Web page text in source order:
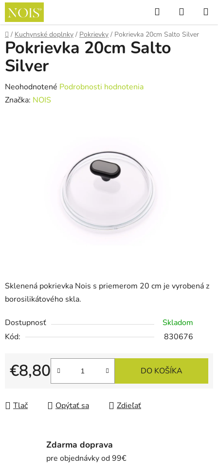
Prejsť
obsah
Hľadať
KOŠÍK
Domov
/ Kuchynské doplnky / Pokrievky / Pokrievka 20cm Salto Silver
Sklenená pokrievka Nois s priemerom 20 cm je vyrobená z
borosilikátového skla.
Dostupnosť
Skladom
Kód:
830676
€8,80
Jednotková cena:
DO KOŠÍKA
Tlač Opýtať sa Zdieľať
Pokrievka 20cm Salto
Silver
Priemerné
hodnotenie
Neohodnotené Podrobnosti hodnotenia
Značka: NOIS
Zdarma doprava
pre objednávky od 99€